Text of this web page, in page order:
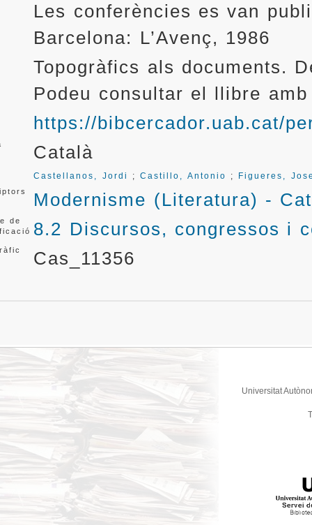
Les conferències es van
Barcelona: L’Avenç, 1986
Topogràfics als documents.
Podeu consultar el llibre
https://bibcercador.uab.cat/
Català
Castellanos, Jordi ;Castillo, Antonio ; Figueres,
Modernisme (Literatura) -
de
8.2 Discursos, congressos i
Cas_11356
Universitat